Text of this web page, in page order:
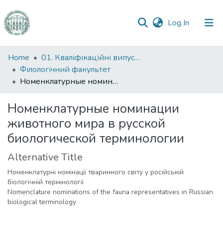
Log In (current)
Communities
&
Collections
Statistics
Home
01. Кваліфікаційні випускні роботи здобувачів вищої освіти
Філологічний факультет
Номенклатурные номинации животного мира в русской биологической терминологии
Номенклатурные номинации
животного мира в русской
биологической терминологии
Alternative Title
Номенклатурні номінації тваринного світу у російській
біологічній термінології
Nomenclature nominations of the fauna representatives in Russian
biological terminology